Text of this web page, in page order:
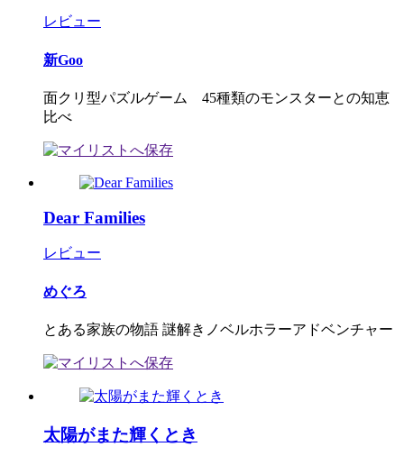
レビュー
新Goo
面クリ型パズルゲーム 45種類のモンスターとの知恵
比べ
Dear Families
レビュー
めぐろ
とある家族の物語 謎解きノベルホラーアドベンチャー
太陽がまた輝くとき